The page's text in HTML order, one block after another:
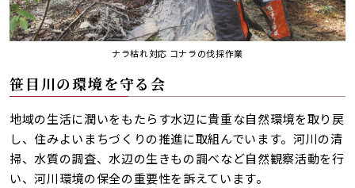
ナラ枯れ対応 コナラの伐採作業
笹目川の環境を守る会
地域の生活に潤いをもたらす水辺に貴重な自然環境を取り戻
し、住みよいまちづくりの推進に取組んでいます。河川の清
掃、水質の調査、水辺の生きもの調べなど自然観察活動を行
い、河川環境の保全の重要性を訴えています。